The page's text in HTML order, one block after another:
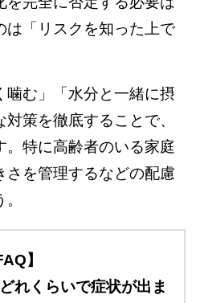
は「リスクを知った上で
噛む」「水分と一緒に摂
策を徹底することで、
。特に高齢者のいる家庭
さを管理するなどの配慮
】
れくらいで症状が出ま